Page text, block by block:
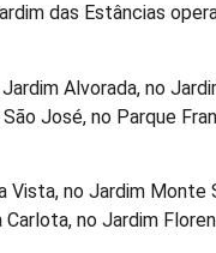
das Estâncias
Alvorada, no
José, no Parque
Vista, no Jardim Monte
no Jardim